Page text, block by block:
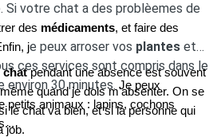
Si votre chat a des problèemes de
des médicaments, et faire des
je peux arroser vos plantes et
ces services sont compris dans le
environ 30 minutes. Je peux
petits animaux : lapins, cochons
chatpendant une absence est souvent
quand je dois m'absenter. On se
le chat va bien, et si la personne qui
job.